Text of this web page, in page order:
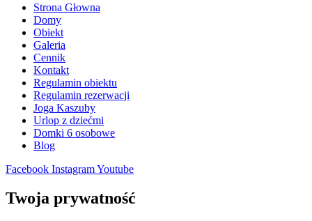
Strona Głowna
Domy
Obiekt
Galeria
Cennik
Kontakt
Regulamin obiektu
Regulamin rezerwacji
Joga Kaszuby
Urlop z dziećmi
Domki 6 osobowe
Blog
Facebook InstagramYoutube
Twoja prywatność